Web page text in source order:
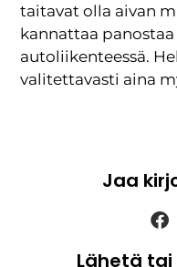
taitavat olla aivan
kannattaa panostaa
autoliikenteessä.
valitettavasti aina
Jaa
Lähetä